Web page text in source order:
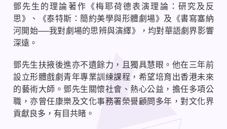
鄧先生的理論著作《梅耶荷德表演理論：研究及反
思》、《泰特斯：簡約美學與形體劇場》及《書寫塞納
河開始──我對劇場的思辨與演繹》，均對華語劇界影響
深遠。
鄧先生扶掖後進亦不遺餘力，且獨具慧眼。他在三年前
設立形體戲劇青年專業訓練課程，希望培育出香港未來
的藝術大師。鄧先生關懷社會、熱心公益，擔任多項公
職，亦曾任康樂及文化事務署榮譽顧問多年，對文化界
貢獻良多，有目共睹。